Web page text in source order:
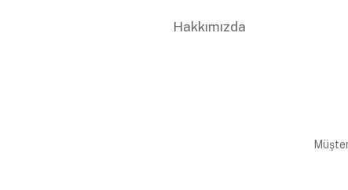
Hakkımızda